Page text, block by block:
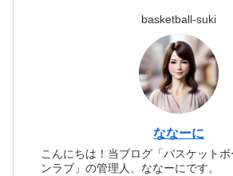
basketball-suki
ななーに
こんにちは！当ブログ「バスケット
ンラブ」の管理人、ななーにです。